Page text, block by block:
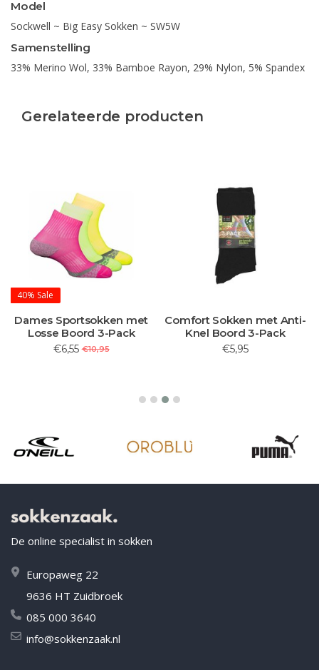
Model
Sockwell ~ Big Easy Sokken ~ SW5W
Samenstelling
33% Merino Wol, 33% Bamboe Rayon, 29% Nylon, 5% Spandex
Gerelateerde producten
40% Sale
Dames Sportsokken met
Losse Boord 3-Pack
€6,55 €10,95
Comfort Sokken met Anti-
Knel Boord 3-Pack
€5,95
De online specialist in sokken
Europaweg 22
9636 HT Zuidbroek
085 000 3640
info@sokkenzaak.nl